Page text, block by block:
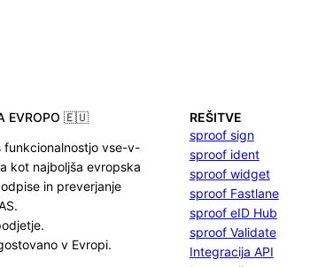
EVROPO 🇪🇺
funkcionalnostjo vse-v-
kot najboljša evropska
in preverjanje
v Evropi.
REŠITVE
sproof sign
sproof ident
sproof widget
sproof Fastlane
sproof eID Hub
sproof Validate
Integracija API